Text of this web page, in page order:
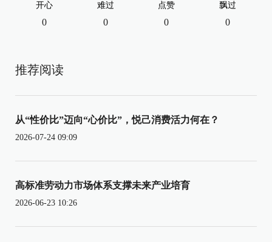
开心
0
难过
0
点赞
0
飘过
0
推荐阅读
从“性价比”迈向“心价比”，悦己消费活力何在？
2026-07-24 09:09
高标准劳动力市场体系支撑未来产业培育
2026-06-23 10:26